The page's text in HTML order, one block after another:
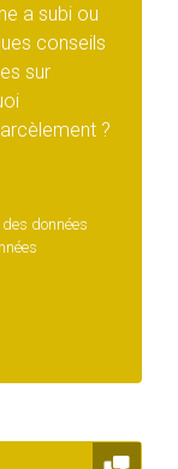
a subi ou
conseils
sur
?
des données